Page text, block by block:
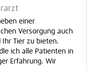
einer
Versorgung auch
Tier zu bieten.
ich alle Patienten in
Erfahrung. Wir